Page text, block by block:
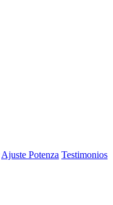
Ajuste Potenza Testimonios